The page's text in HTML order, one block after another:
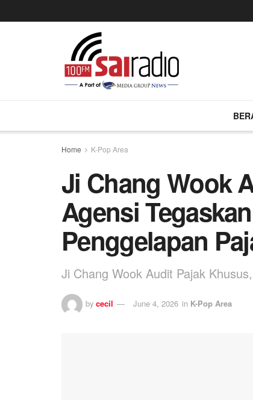
Home K-Pop Area
Ji Chang Wook
Agensi
Penggelapan
Ji Chang Wook Audit Pajak
by cecil June 4, 2026 in K-Pop Area